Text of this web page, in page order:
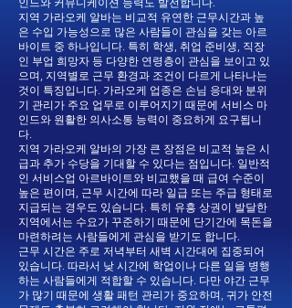
지역 가라오케 알바는 비교적 유연한 근무시간과 높
은 수입 가능성으로 많은 사람들이 관심을 갖는 아르
바이트 중 하나입니다. 특히 학생, 취업 준비생, 직장
인 부업 희망자 등 다양한 연령층이 관심을 보이고 있
으며, 지역별로 근무 환경과 조건이 다르게 나타나는
것이 특징입니다. 가라오케 업종은 손님 응대와 분위
기 관리가 주요 업무로 이루어지기 때문에 서비스 마
인드와 원활한 의사소통 능력이 중요하게 요구됩니
다.
지역 가라오케 알바의 가장 큰 장점은 비교적 높은 시
급과 추가 수당을 기대할 수 있다는 점입니다. 일반적
인 서비스업 아르바이트와 비교했을 때 급여 수준이
높은 편이며, 근무 시간에 따라 일급 또는 주급 형태로
지급되는 경우도 있습니다. 특히 유흥 상권이 발달한
지역에서는 수요가 꾸준하기 때문에 단기간에 목돈을
마련하려는 사람들에게 관심을 받기도 합니다.
근무 시간은 주로 저녁부터 새벽 시간대에 집중되어
있습니다. 따라서 낮 시간에 학업이나 다른 일을 병행
하는 사람들에게 적합할 수 있습니다. 다만 야간 근무
가 많기 때문에 생활 패턴 관리가 중요하며, 귀가 안전